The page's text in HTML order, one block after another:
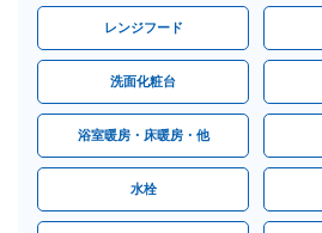
レンジフード
洗面化粧台
浴室暖房・床暖房・他
水栓